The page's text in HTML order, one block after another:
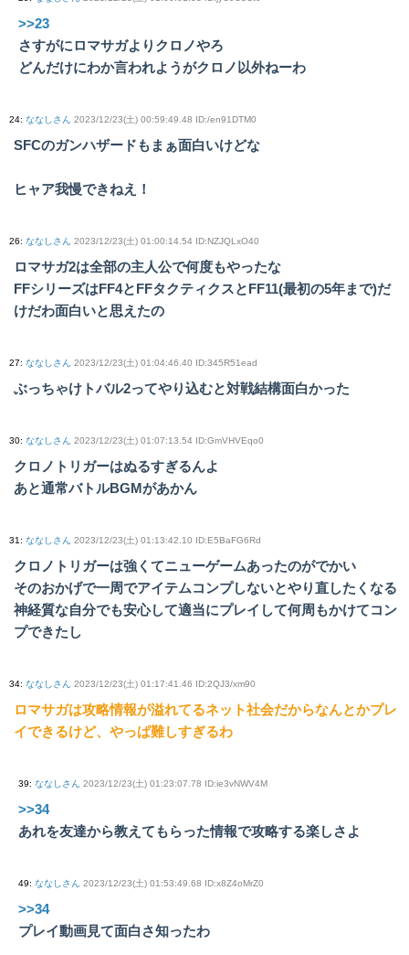
>>23
さすがにロマサガよりクロノやろ
どんだけにわか言われようがクロノ以外ねーわ
24: ななしさん 2023/12/23(土) 00:59:49.48 ID:/en91DTM0
SFCのガンハザードもまぁ面白いけどな
ヒャア我慢できねえ！
26: ななしさん 2023/12/23(土) 01:00:14.54 ID:NZJQLxO40
ロマサガ2は全部の主人公で何度もやったな
FFシリーズはFF4とFFタクティクスとFF11(最初の5年まで)だ
けだわ面白いと思えたの
27: ななしさん 2023/12/23(土) 01:04:46.40 ID:345R51ead
ぶっちゃけトバル2ってやり込むと対戦結構面白かった
30: ななしさん 2023/12/23(土) 01:07:13.54 ID:GmVHVEqo0
クロノトリガーはぬるすぎるんよ
あと通常バトルBGMがあかん
31: ななしさん 2023/12/23(土) 01:13:42.10 ID:E5BaFG6Rd
クロノトリガーは強くてニューゲームあったのがでかい
そのおかげで一周でアイテムコンプしないとやり直したくなる
神経質な自分でも安心して適当にプレイして何周もかけてコン
プできたし
34: ななしさん 2023/12/23(土) 01:17:41.46 ID:2QJ3/xm90
ロマサガは攻略情報が溢れてるネット社会だからなんとかプレ
イできるけど、やっぱ難しすぎるわ
39: ななしさん 2023/12/23(土) 01:23:07.78 ID:ie3vNWV4M
>>34
あれを友達から教えてもらった情報で攻略する楽しさよ
49: ななしさん 2023/12/23(土) 01:53:49.68 ID:x8Z4oMrZ0
>>34
プレイ動画見て面白さ知ったわ